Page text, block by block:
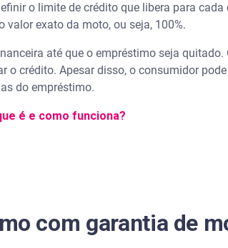
o limite de crédito que libera para
exato da moto, ou seja, 100%.
até que o empréstimo seja quitado.
o crédito. Apesar disso, o consumidor
do empréstimo.
é e como funciona?
com garantia de